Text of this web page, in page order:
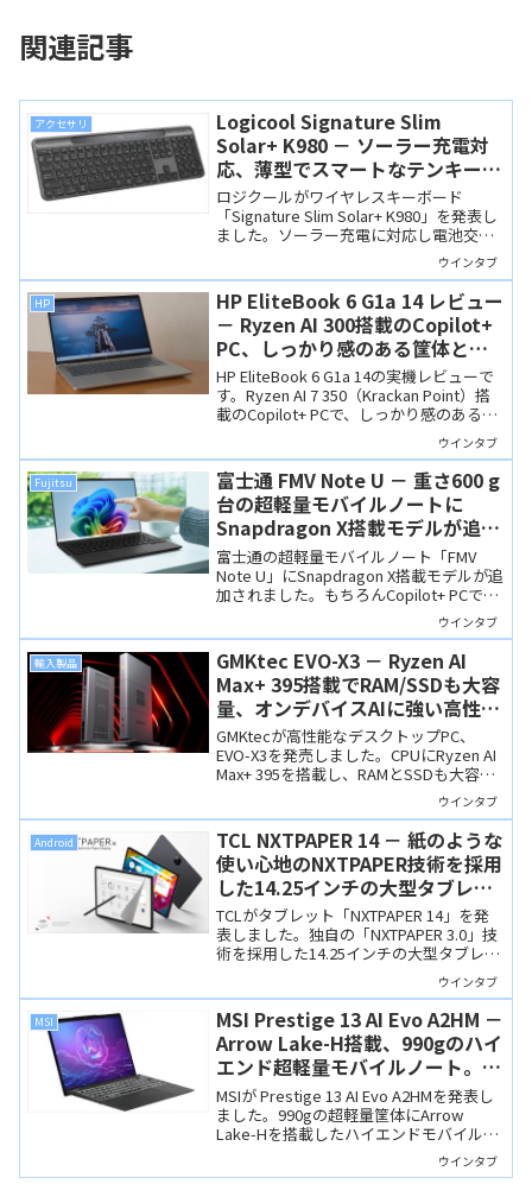
関連記事
アクセサリ
Logicool Signature Slim
Solar+ K980 － ソーラー充電対
応、薄型でスマートなテンキー付
きワイヤレスキーボード
ロジクールがワイヤレスキーボード
「Signature Slim Solar+ K980」を発表し
ました。ソーラー充電に対応し電池交換
が不要なテンキー付きキーボードで、200
ルクス以上の室内光で充電でき、満充電
なら暗闇でも最大4か月使用可能です。
ウインタブ
HP
HP EliteBook 6 G1a 14 レビュー
－ Ryzen AI 300搭載のCopilot+
PC、しっかり感のある筐体と高
いセキュリティ機能を備えたビジ
ネスノート
HP EliteBook 6 G1a 14の実機レビューで
す。Ryzen AI 7 350（Krackan Point）搭
載のCopilot+ PCで、しっかり感のあるア
ルミ筐体や法人向けならではの強力なセ
キュリティ機能を備えています。キーボ
ードやディスプレイの品質、ベンチマー
クテスト、バッテリー駆動時間などを確
認しました。
ウインタブ
Fujitsu
富士通 FMV Note U － 重さ600 g
台の超軽量モバイルノートに
Snapdragon X搭載モデルが追加
されました
富士通の超軽量モバイルノート「FMV
Note U」にSnapdragon X搭載モデルが追
加されました。もちろんCopilot+ PCで重
量も600 g台と、他社製品よりもずっと軽
ウインタブ
輸入製品
GMKtec EVO-X3 － Ryzen AI
Max+ 395搭載でRAM/SSDも大容
量、オンデバイスAIに強い高性能
PC
GMKtecが高性能なデスクトップPC、
EVO-X3を発売しました。CPUにRyzen AI
Max+ 395を搭載し、RAMとSSDも大容量
なので、AIを駆使した作業にも向きま
す。ただし、RAM128GBと言うだけあっ
て、価格のほうもかなりのもの。
ウインタブ
Android
TCL NXTPAPER 14 － 紙のような
使い心地のNXTPAPER技術を採用
した14.25インチの大型タブレッ
ト
TCLがタブレット「NXTPAPER 14」を発
表しました。独自の「NXTPAPER 3.0」技
術を採用した14.25インチの大型タブレッ
トで、まるで紙のような質感と目に優し
い表示を実現しています。電子書籍や動
画視聴に最適な製品です。
ウインタブ
MSI
MSI Prestige 13 AI Evo A2HM －
Arrow Lake-H搭載、990gのハイ
エンド超軽量モバイルノート。既
存モデルとのCPU性能比較
MSIが Prestige 13 AI Evo A2HMを発表し
ました。990gの超軽量筐体にArrow
Lake-Hを搭載したハイエンドモバイルノ
ートです。Lunar Lake搭載の既存モデル
とCPU・GPU・NPU性能やバッテリー駆
ウインタブ